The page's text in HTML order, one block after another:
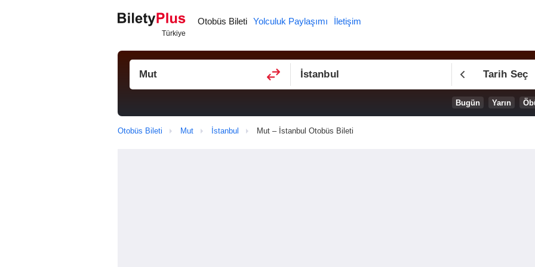
Otobüs Bileti Yolculuk Paylaşımı İletişim
Tarih Seç
Bugün Yarın
Otobüs Bileti Mut İstanbul Mut – İstanbul Otobüs Bileti